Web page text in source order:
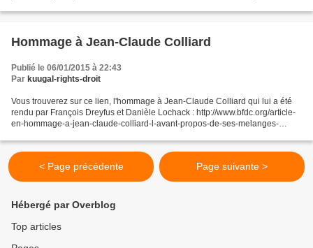
Hommage à Jean-Claude Colliard
Publié le 06/01/2015 à 22:43
Par kuugal-rights-droit
Vous trouverez sur ce lien, l'hommage à Jean-Claude Colliard qui lui a été
rendu par François Dreyfus et Danièle Lochack : http://www.bfdc.org/article-
en-hommage-a-jean-claude-colliard-l-avant-propos-de-ses-melanges-
< Page précédente Page suivante >
Hébergé par Overblog
Top articles